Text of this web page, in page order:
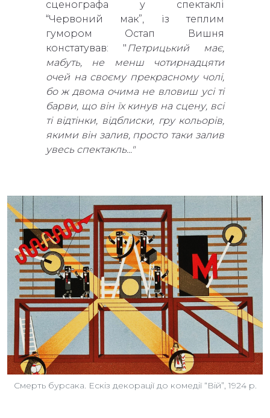
сценографа у спектаклі
“Червоний мак”, із теплим
гумором Остап Вишня
констатував: " Петрицький має,
мабуть, не менш чотирнадцяти
очей на своєму прекрасному чолі,
бо ж двома очима не вловиш усі ті
барви, що він їх кинув на сцену, всі
ті відтінки, відблиски, гру кольорів,
якими він залив, просто таки залив
увесь спектакль..."
Смерть бурсака. Ескіз декорації до комедії “Вій”, 1924 р.